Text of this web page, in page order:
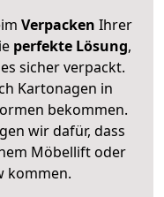
Verpacken Ihrer
perfekte Lösung,
sicher verpackt.
Kartonagen in
bekommen.
wir dafür, dass
Möbellift oder
kommen.